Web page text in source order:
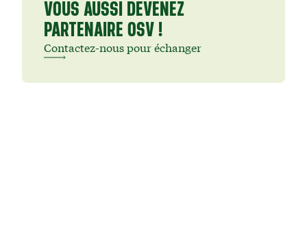
VOUS AUSSI DEVENEZ
PARTENAIRE OSV !
Contactez-nous pour échanger